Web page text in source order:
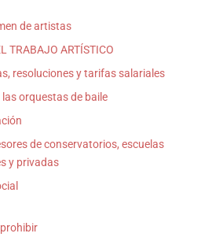
de artistas
TRABAJO ARTÍSTICO
resoluciones y tarifas salariales
orquestas de baile
de conservatorios, escuelas
y privadas